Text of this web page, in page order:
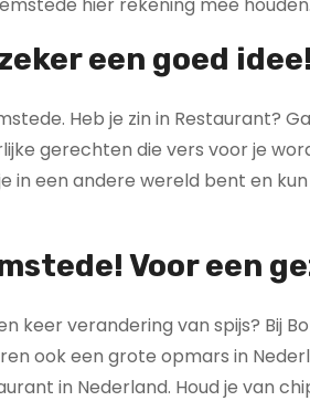
een goed idee!
Heb je zin in Restaurant?
gerechten die vers voor je
in een andere wereld bent en
Voor een
keer verandering van spijs? Bij
ook een grote opmars in
in Nederland. Houd je van